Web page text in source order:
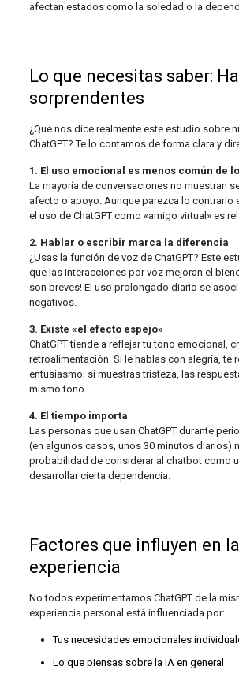
afectan estados como la soledad o la
Lo que necesitas saber:
sorprendentes
¿Qué nos dice realmente este estudio sobre
ChatGPT? Te lo contamos de forma clara y
1. El uso emocional es menos común de
La mayoría de conversaciones no muestran
afecto o apoyo. Aunque parezca lo contrario
el uso de ChatGPT como «amigo virtual» es
2. Hablar o escribir marca la diferencia
¿Usas la función de voz de ChatGPT? Este
que las interacciones por voz mejoran el
son breves! El uso prolongado diario se
negativos.
3. Existe «el efecto espejo»
ChatGPT tiende a reflejar tu tono emocional,
retroalimentación. Si le hablas con alegría, te
entusiasmo; si muestras tristeza, las
mismo tono.
4. El tiempo importa
Las personas que usan ChatGPT durante
(en algunos casos, unos 30 minutos diarios)
probabilidad de considerar al chatbot como
desarrollar cierta dependencia.
Factores que influyen en la
experiencia
No todos experimentamos ChatGPT de la
experiencia personal está influenciada por:
Tus necesidades emocionales
Lo que piensas sobre la IA en general